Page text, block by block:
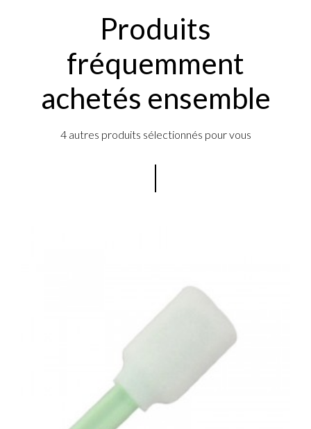
Produits
fréquemment
achetés ensemble
4 autres produits sélectionnés pour vous